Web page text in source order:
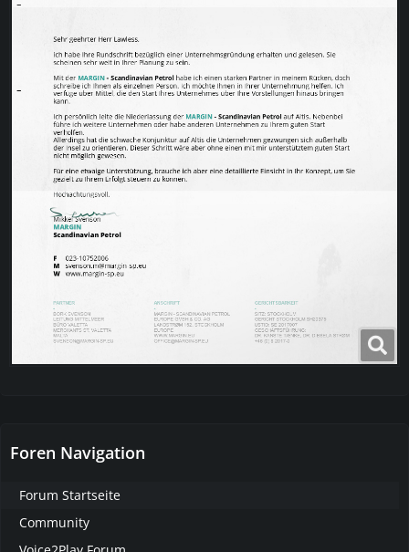
Foren Navigation
Forum Startseite
Community